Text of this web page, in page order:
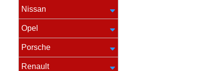
Nissan
Opel
Porsche
Renault